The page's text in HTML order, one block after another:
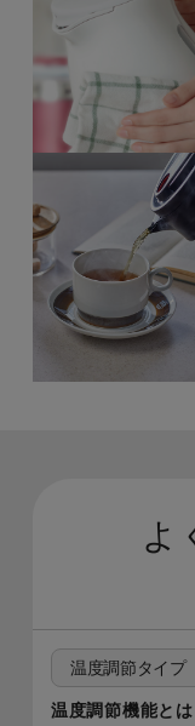
よ
温度調節タイプ
温度調節機能と